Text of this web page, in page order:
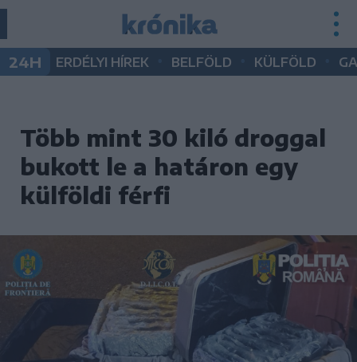
24H ERDÉLYI HÍREK BELFÖLD KÜLFÖLD
Több mint 30 kiló droggal
bukott le a határon egy
külföldi férfi